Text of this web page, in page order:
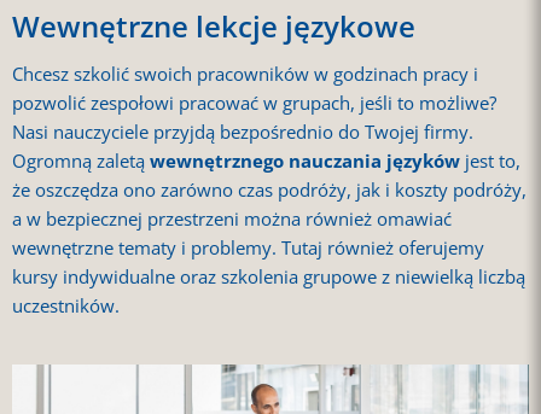
Wewnętrzne lekcje językowe
Chcesz szkolić swoich pracowników w godzinach pracy i
pozwolić zespołowi pracować w grupach, jeśli to możliwe?
Nasi nauczyciele przyjdą bezpośrednio do Twojej firmy.
Ogromną zaletąwewnętrznego nauczania języków jest to,
że oszczędza ono zarówno czas podróży, jak i koszty podróży,
a w bezpiecznej przestrzeni można również omawiać
wewnętrzne tematy i problemy. Tutaj również oferujemy
kursy indywidualne oraz szkolenia grupowe z niewielką liczbą
uczestników.